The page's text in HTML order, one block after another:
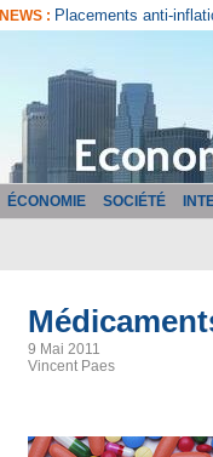
NEWS : Comment bien
ÉCONOMIE SOCIÉTÉ
9 Mai 2011
Vincent Paes